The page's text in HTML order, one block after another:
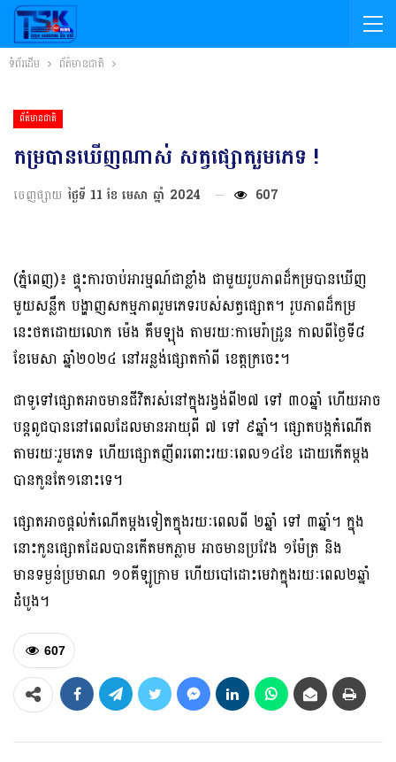
ទំព័រដើម ព័ត៌មានជាតិ
ព័ត៌មានជាតិ
កម្របានឃើញណាស់ សត្វផ្សោតរួមភេទ !
ចេញផ្សាយ ថ្ងៃទី 11 ខែ មេសា ឆ្នាំ 2024 607
(ភ្នំពេញ)៖ ផ្ទុះការចាប់អារម្មណ៍ជាខ្លាំង ជាមួយរូបភាពដ៏កម្របានឃើញ
មួយសន្លឹក បង្ហាញសកម្មភាពរួមភេទរបស់សត្វផ្សោត។ រូបភាពដ៏កម្រ
នេះថតដោយលោក ម៉េង គឹមឡុង តាមរយៈកាមេរ៉ាដ្រូន កាលពីថ្ងៃទី៨
ខែមេសា ឆ្នាំ២០២៤ នៅអន្លង់ផ្សោតកាំពី ខេត្តក្រចេះ។
ជាទូទៅផ្សោតអាចមានជីវិតរស់នៅក្នុងរង្វង់ពី២៧ ទៅ ៣០ឆ្នាំ ហើយអាច
បន្តពូជបាននៅពេលដែលមានអាយុពី ៧ ទៅ ៩ឆ្នាំ។ ផ្សោតបង្កកំណើត
តាមរយៈរួមភេទ ហើយផ្សោតញីពរពោះរយៈពេល១៤ខែ ដោយកើតម្តង
បានកូនតែ១នោះទេ។
ផ្សោតអាចផ្តល់កំណើតម្តងទៀតក្នុងរយៈពេលពី ២ឆ្នាំ ទៅ ៣ឆ្នាំ។ ក្នុង
នោះកូនផ្សោតដែលបានកើតមកភ្លាម អាចមានប្រវែង ១ម៉ែត្រ និង
មានទម្ងន់ប្រមាណ ១០គីឡូក្រាម ហើយបៅដោះមេវាក្នុងរយៈពេល២ឆ្នាំ
ដំបូង។
607